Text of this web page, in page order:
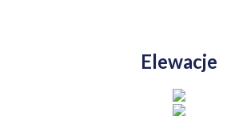
Elewacje